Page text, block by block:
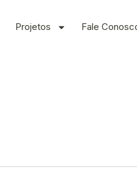
Projetos Fale